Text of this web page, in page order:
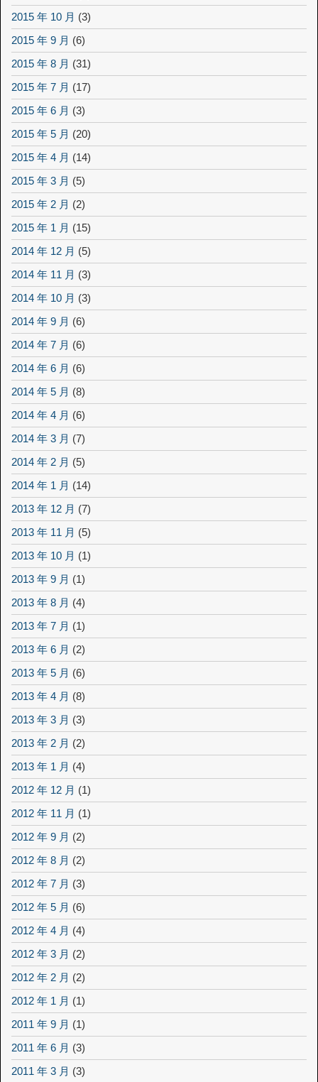
2015 年 10 月 (3)
2015 年 9 月 (6)
2015 年 8 月 (31)
2015 年 7 月 (17)
2015 年 6 月 (3)
2015 年 5 月 (20)
2015 年 4 月 (14)
2015 年 3 月 (5)
2015 年 2 月 (2)
2015 年 1 月 (15)
2014 年 12 月 (5)
2014 年 11 月 (3)
2014 年 10 月 (3)
2014 年 9 月 (6)
2014 年 7 月 (6)
2014 年 6 月 (6)
2014 年 5 月 (8)
2014 年 4 月 (6)
2014 年 3 月 (7)
2014 年 2 月 (5)
2014 年 1 月 (14)
2013 年 12 月 (7)
2013 年 11 月 (5)
2013 年 10 月 (1)
2013 年 9 月 (1)
2013 年 8 月 (4)
2013 年 7 月 (1)
2013 年 6 月 (2)
2013 年 5 月 (6)
2013 年 4 月 (8)
2013 年 3 月 (3)
2013 年 2 月 (2)
2013 年 1 月 (4)
2012 年 12 月 (1)
2012 年 11 月 (1)
2012 年 9 月 (2)
2012 年 8 月 (2)
2012 年 7 月 (3)
2012 年 5 月 (6)
2012 年 4 月 (4)
2012 年 3 月 (2)
2012 年 2 月 (2)
2012 年 1 月 (1)
2011 年 9 月 (1)
2011 年 6 月 (3)
2011 年 3 月 (3)